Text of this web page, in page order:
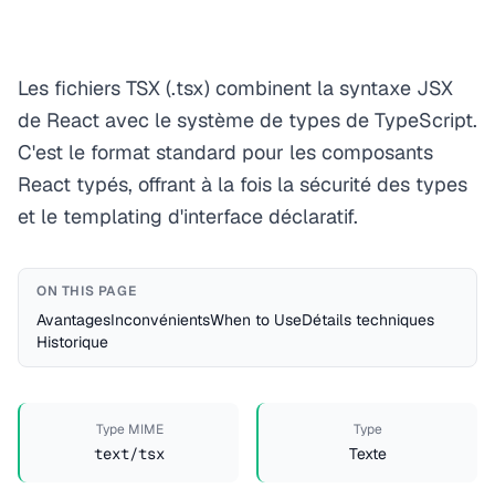
Les fichiers TSX (.tsx) combinent la syntaxe JSX
de React avec le système de types de TypeScript.
C'est le format standard pour les composants
React typés, offrant à la fois la sécurité des types
et le templating d'interface déclaratif.
ON THIS PAGE
AvantagesInconvénientsWhen to UseDétails techniques
Historique
Type MIME
text/tsx
Type
Texte